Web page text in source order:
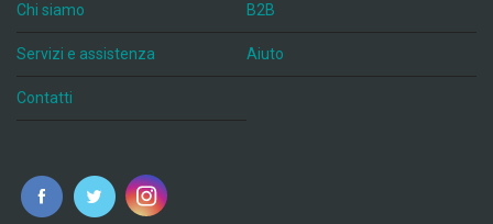
Chi siamo B2B
Servizi e assistenza Aiuto
Contatti